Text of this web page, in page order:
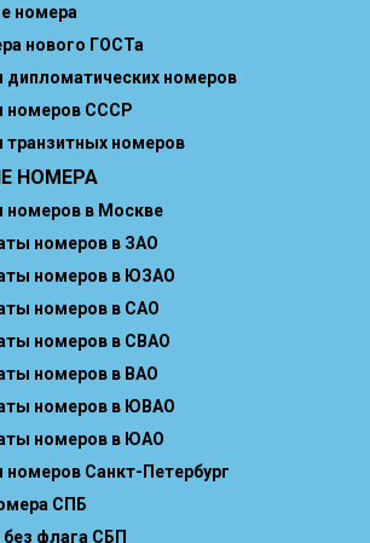
номера
нового ГОСТа
дипломатических номеров
номеров СССР
транзитных номеров
НОМЕРА
номеров в Москве
номеров в ЗАО
номеров в ЮЗАО
номеров в САО
номеров в СВАО
номеров в ВАО
номеров в ЮВАО
номеров в ЮАО
номеров Санкт-Петербург
СПБ
флага СБП